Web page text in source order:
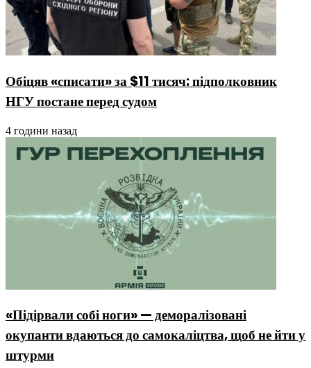
Обіцяв «списати» за $11 тисяч: підполковник
НГУ постане перед судом
4 години назад
«Підірвали собі ноги» — деморалізовані
окупанти вдаються до самокаліцтва, щоб не йти у
штурми